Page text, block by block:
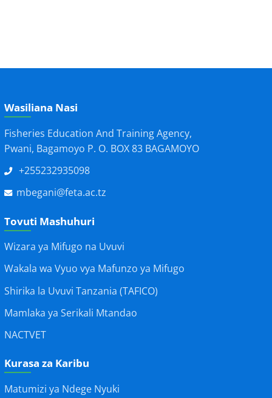
Wasiliana Nasi
Fisheries Education And Training Agency,
Pwani, Bagamoyo P. O. BOX 83 BAGAMOYO
+255232935098
mbegani@feta.ac.tz
Tovuti Mashuhuri
Wizara ya Mifugo na Uvuvi
Wakala wa Vyuo vya Mafunzo ya Mifugo
Shirika la Uvuvi Tanzania (TAFICO)
Mamlaka ya Serikali Mtandao
NACTVET
Kurasa za Karibu
Matumizi ya Ndege Nyuki